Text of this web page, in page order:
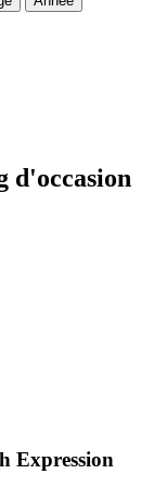
d'occasion
Expression